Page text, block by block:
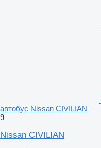
автобус Nissan CIVILIAN
9
Nissan CIVILIAN